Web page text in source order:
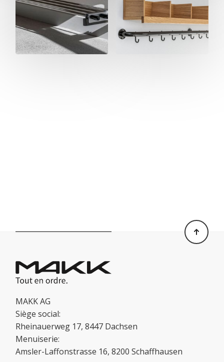
MAKK AG
Siège social:
Rheinauerweg 17, 8447 Dachsen
Menuiserie:
Amsler-Laffonstrasse 16, 8200 Schaffhausen